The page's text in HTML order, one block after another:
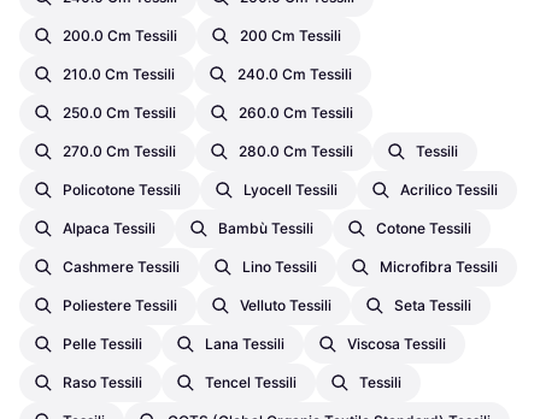
200.0 Cm Tessili 200 Cm Tessili
210.0 Cm Tessili 240.0 Cm Tessili
250.0 Cm Tessili 260.0 Cm Tessili
270.0 Cm Tessili 280.0 Cm Tessili Tessili
Policotone Tessili Lyocell Tessili Acrilico Tessili
Alpaca Tessili Bambù Tessili Cotone Tessili
Cashmere Tessili Lino Tessili Microfibra Tessili
Poliestere Tessili Velluto Tessili Seta Tessili
Pelle Tessili Lana Tessili Viscosa Tessili
Raso Tessili Tencel Tessili Tessili